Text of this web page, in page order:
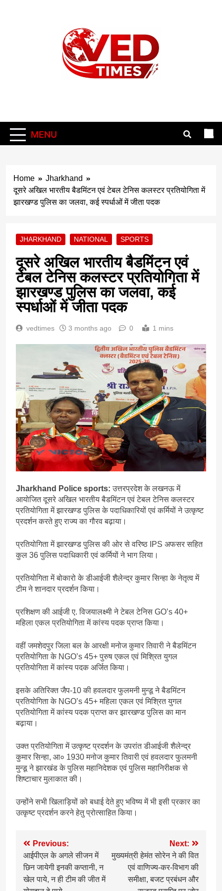
MENU
Home
Jharkhand
दूसरे अखिल भारतीय बैडमिंटन एवं टेबल टेनिस कलस्टर प्रतियोगिता में
झारखण्ड पुलिस का जलवा, कई स्पर्धाओं में जीता पदक
JHARKHAND NATIONAL SPORTS
दूसरे अखिल भारतीय बैडमिंटन एवं
टेबल टेनिस कलस्टर प्रतियोगिता में
झारखण्ड पुलिस का जलवा, कई
स्पर्धाओं में जीता पदक
vedtimes 3 months ago 0 1 mins
Jharkhand Police sports:उत्तरप्रदेश के लखनऊ में
आयोजित दूसरे अखिल भारतीय बैडमिंटन एवं टेबल टेनिस कलस्टर
प्रतियोगिता में झारखण्ड पुलिस के पदाधिकारियों एवं कर्मियों ने उत्कृष्ट
प्रदर्शन करते हुए राज्य का गौरव बढ़ाया।
प्रतियोगिता में झारखण्ड पुलिस की ओर से वरिष्ठ IPS अफसर सहित
कुल 36 पुलिस पदाधिकारी एवं कर्मियों ने भाग लिया।
प्रतियोगिता में बोकारो के डीआईजी शैलेन्द्र कुमार सिन्हा के नेतृत्व में
टीम ने शानदार प्रदर्शन किया।
प्रशिक्षण की आईजी ए. विजयालक्ष्मी ने टेबल टेनिस GO’s 40+
महिला एकल प्रतियोगिता में कांस्य पदक प्राप्त किया।
वहीं जमशेदपुर जिला बल के आरक्षी मनोज कुमार तिवारी ने बैडमिंटन
प्रतियोगिता के NGO’s 45+ पुरुष एकल एवं मिश्रित युगल
प्रतियोगिता में कांस्य पदक अर्जित किया।
इसके अतिरिक्त जैप-10 की हवलदार फुलमनी मुन्डू ने बैडमिंटन
प्रतियोगिता के NGO’s 45+ महिला एकल एवं मिश्रित युगल
प्रतियोगिता में कांस्य पदक प्राप्त कर झारखण्ड पुलिस का मान
बढ़ाया।
उक्त प्रतियोगिता में उत्कृष्ट प्रदर्शन के उपरांत डीआईजी शैलेन्द्र
कुमार सिन्हा, आ० 1930 मनोज कुमार तिवारी एवं हवलदार फुलमनी
मुन्डू ने झारखंड के पुलिस महानिदेशक एवं पुलिस महानिरीक्षक से
शिष्टाचार मुलाकात की।
उन्होंने सभी खिलाड़ियों को बधाई देते हुए भविष्य में भी इसी प्रकार का
उत्कृष्ट प्रदर्शन करने हेतु प्रोत्साहित किया।
Post
navigation
Previous:
आईपीएल के अगले सीजन में
छिन जायेगी इनकी कप्तानी, न
खेल पाये, न ही टीम की जीत में
Next:
मुख्यमंत्री हेमंत सोरेन ने की वित
एवं वाणिज्य-कर-विभाग की
समीक्षा, बजट प्रबंधन और